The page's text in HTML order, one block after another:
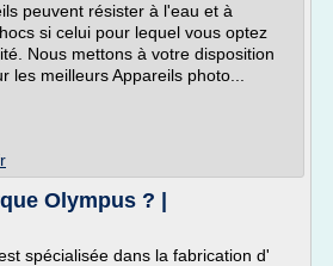
peuvent résister à l'eau et à
si celui pour lequel vous optez
Nous mettons à votre disposition
les meilleurs Appareils photo...
Olympus ? |
spécialisée dans la fabrication d'